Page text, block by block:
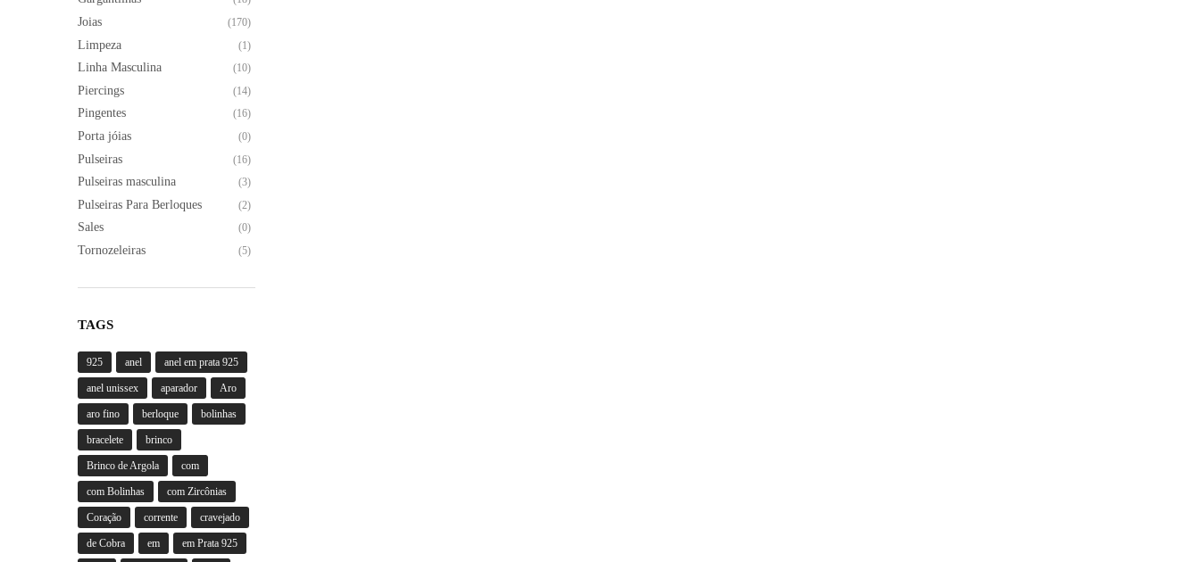
Joias (170)
Limpeza (1)
Linha Masculina (10)
Piercings (14)
Pingentes (16)
Porta jóias (0)
Pulseiras (16)
Pulseiras masculina (3)
Pulseiras Para Berloques (2)
Sales (0)
Tornozeleiras (5)
TAGS
925 anel anel em prata 925
anel unissex aparador Aro
aro fino berloque bolinhas
bracelete brinco
Brinco de Argola com
com Bolinhas com Zircônias
Coração corrente cravejado
de Cobra em em Prata 925